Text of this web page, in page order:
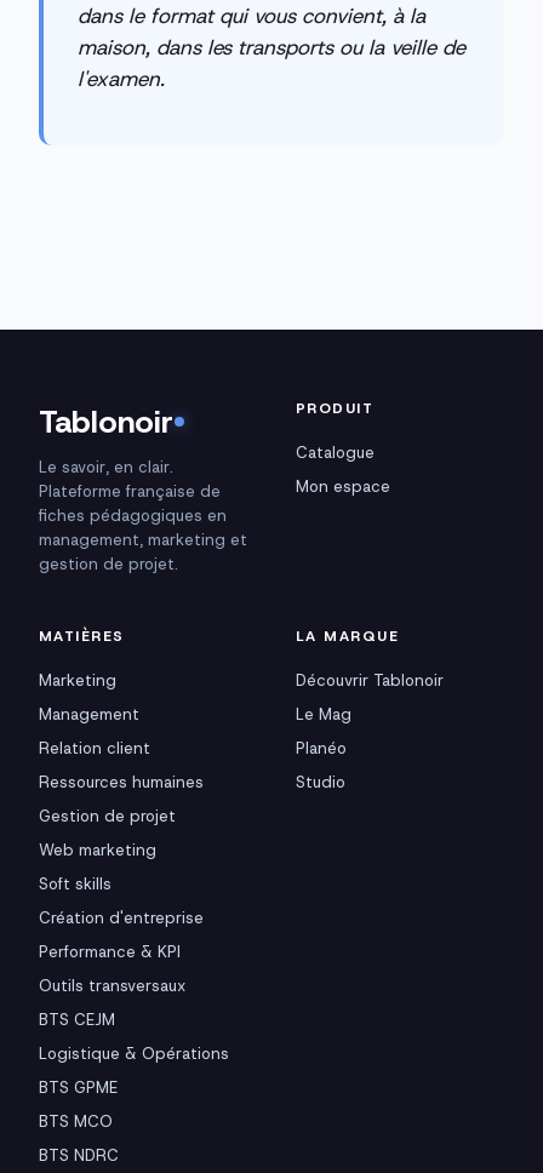
dans le format qui vous convient, à la
maison, dans les transports ou la veille de
l'examen.
Tablonoir
Le savoir, en clair.
Plateforme française de
fiches pédagogiques en
management, marketing et
gestion de projet.
PRODUIT
Catalogue
Mon espace
MATIÈRES
Marketing
Management
Relation client
Ressources humaines
Gestion de projet
Web marketing
Soft skills
Création d'entreprise
Performance & KPI
Outils transversaux
BTS CEJM
Logistique & Opérations
BTS GPME
BTS MCO
BTS NDRC
LA MARQUE
Découvrir Tablonoir
Le Mag
Planéo
Studio